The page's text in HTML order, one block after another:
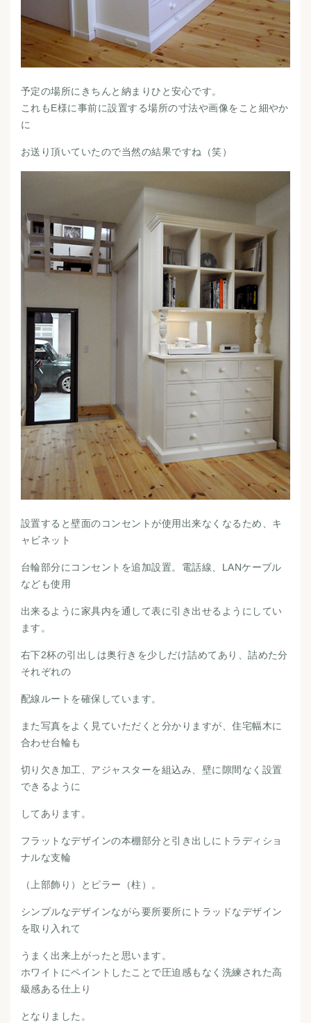
予定の場所にきちんと納まりひと安心です。
これもE様に事前に設置する場所の寸法や画像をこと細やか
に
お送り頂いていたので当然の結果ですね（笑）
設置すると壁面のコンセントが使用出来なくなるため、キ
ャビネット
台輪部分にコンセントを追加設置。電話線、LANケーブル
なども使用
出来るように家具内を通して表に引き出せるようにしてい
ます。
右下2杯の引出しは奥行きを少しだけ詰めてあり、詰めた分
それぞれの
配線ルートを確保しています。
また写真をよく見ていただくと分かりますが、住宅幅木に
合わせ台輪も
切り欠き加工、アジャスターを組込み、壁に隙間なく設置
できるように
してあります。
フラットなデザインの本棚部分と引き出しにトラディショ
ナルな支輪
（上部飾り）とピラー（柱）。
シンプルなデザインながら要所要所にトラッドなデザイン
を取り入れて
うまく出来上がったと思います。
ホワイトにペイントしたことで圧迫感もなく洗練された高
級感ある仕上り
となりました。